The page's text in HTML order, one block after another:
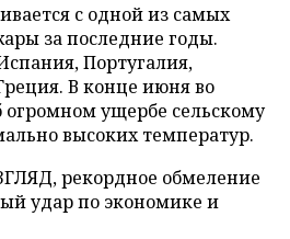
с одной из самых
за последние годы.
Португалия,
В конце июня во
ущербе сельскому
высоких температур.
рекордное обмеление
удар по экономике и